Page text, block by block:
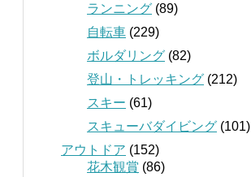
ランニング (89)
自転車 (229)
ボルダリング (82)
登山・トレッキング (212)
スキー (61)
スキューバダイビング (101)
アウトドア (152)
花木観賞 (86)